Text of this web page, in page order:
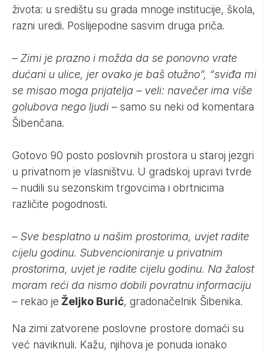
života: u središtu su grada mnoge institucije, škola,
razni uredi. Poslijepodne sasvim druga priča.
– Zimi je prazno i možda da se ponovno vrate
dućani u ulice, jer ovako je baš otužno”, “sviđa mi
se misao moga prijatelja – veli: navečer ima više
golubova nego ljudi – samo su neki od komentara
Šibenčana.
Gotovo 90 posto poslovnih prostora u staroj jezgri
u privatnom je vlasništvu. U gradskoj upravi tvrde
– nudili su sezonskim trgovcima i obrtnicima
različite pogodnosti.
– Sve besplatno u našim prostorima, uvjet radite
cijelu godinu. Subvencioniranje u privatnim
prostorima, uvjet je radite cijelu godinu. Na žalost
moram reći da nismo dobili povratnu informaciju
– rekao je Željko Burić, gradonačelnik Šibenika.
Na zimi zatvorene poslovne prostore domaći su
već naviknuli. Kažu, njihova je ponuda ionako